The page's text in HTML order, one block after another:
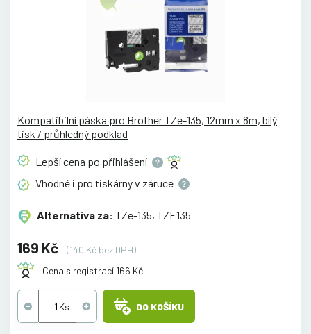
Kompatibilní páska pro Brother TZe-135, 12mm x 8m, bílý
tisk / průhledný podklad
Lepší cena po přihlášení
Vhodné i pro tiskárny v záruce
Alternativa za: TZe-135, TZE135
169 Kč
(140 Kč bez DPH)
Cena s registrací 166 Kč
DO KOŠÍKU